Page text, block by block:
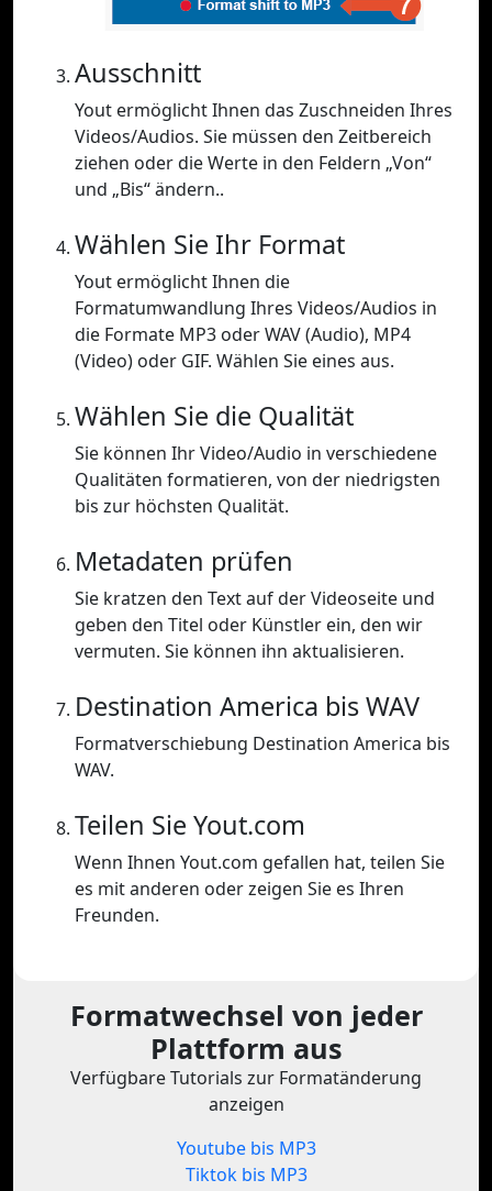
Ausschnitt
Yout ermöglicht Ihnen das Zuschneiden Ihres
Videos/Audios. Sie müssen den Zeitbereich
ziehen oder die Werte in den Feldern „Von“
und „Bis“ ändern..
Wählen Sie Ihr Format
Yout ermöglicht Ihnen die
Formatumwandlung Ihres Videos/Audios in
die Formate MP3 oder WAV (Audio), MP4
(Video) oder GIF. Wählen Sie eines aus.
Wählen Sie die Qualität
Sie können Ihr Video/Audio in verschiedene
Qualitäten formatieren, von der niedrigsten
bis zur höchsten Qualität.
Metadaten prüfen
Sie kratzen den Text auf der Videoseite und
geben den Titel oder Künstler ein, den wir
vermuten. Sie können ihn aktualisieren.
Destination America bis WAV
Formatverschiebung Destination America bis
WAV.
Teilen Sie Yout.com
Wenn Ihnen Yout.com gefallen hat, teilen Sie
es mit anderen oder zeigen Sie es Ihren
Freunden.
Formatwechsel von jeder
Plattform aus
Verfügbare Tutorials zur Formatänderung
anzeigen
Youtube bis MP3
Tiktok bis MP3